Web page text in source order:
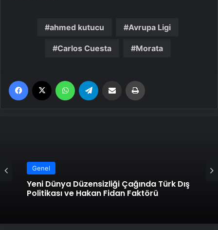
ahmed kutucu Avrupa Ligi
Carlos Cuesta Morata
Facebook WhatsApp Email'den paylaş
Genel
Yeni Dünya Düzensizliği Çağında Türk Dış
Politikası ve Hakan Fidan Faktörü